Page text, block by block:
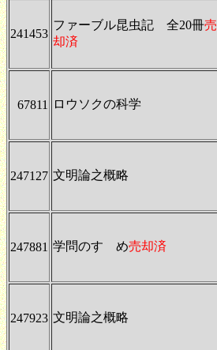
241453
ファーブル昆虫記 全20冊売
却済
67811 ロウソクの科学
247127 文明論之概略
247881 学問のすゝめ売却済
247923 文明論之概略